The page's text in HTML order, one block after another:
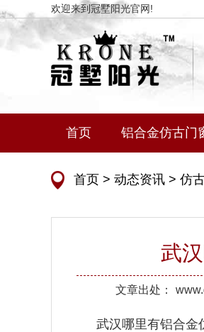
欢迎来到冠墅阳光官网!
首页 铝合金仿古门
首页 > 动态资讯 > 仿
武
文章出处：
武汉哪里有铝合金